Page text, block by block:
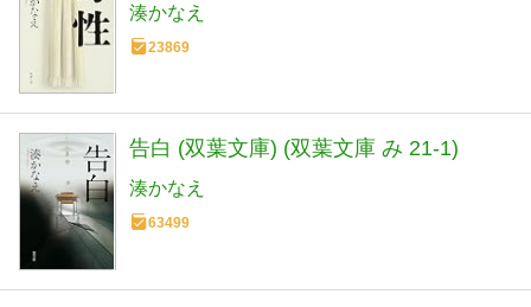
湊かなえ
23869
告白 (双葉文庫) (双葉文庫 み 21-1)
湊かなえ
63499